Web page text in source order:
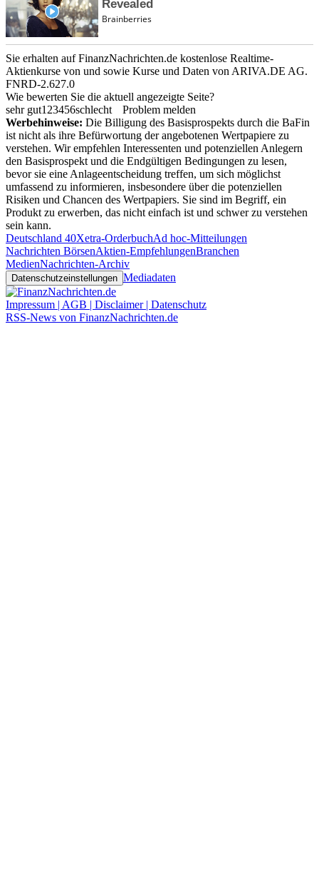
Sie erhalten auf FinanzNachrichten.de kostenlose Realtime-
Aktienkurse von und sowie Kurse und Daten von ARIVA.DE AG.
FNRD-2.627.0
Wie bewerten Sie die aktuell angezeigte Seite?
sehr gut1 23456schlecht
Problem melden
Werbehinweise: Die Billigung des Basisprospekts durch die BaFin
ist nicht als ihre Befürwortung der angebotenen Wertpapiere zu
verstehen. Wir empfehlen Interessenten und potenziellen Anlegern
den Basisprospekt und die Endgültigen Bedingungen zu lesen,
bevor sie eine Anlageentscheidung treffen, um sich möglichst
umfassend zu informieren, insbesondere über die potenziellen
Risiken und Chancen des Wertpapiers. Sie sind im Begriff, ein
Produkt zu erwerben, das nicht einfach ist und schwer zu verstehen
sein kann.
Deutschland 40Xetra-OrderbuchAd hoc-Mitteilungen
Nachrichten BörsenAktien-EmpfehlungenBranchen
MedienNachrichten-Archiv
Datenschutzeinstellungen Mediadaten
Impressum | AGB | Disclaimer | Datenschutz
RSS-News von FinanzNachrichten.de